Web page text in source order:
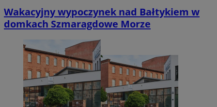
Wakacyjny wypoczynek nad Bałtykiem w
domkach Szmaragdowe Morze